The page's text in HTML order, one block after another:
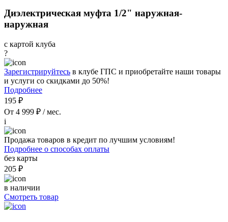
Диэлектрическая муфта 1/2" наружная-
наружная
с картой клуба
?
Зарегистрируйтесь в клубе ГПС и приобретайте наши товары
и услуги со скидками до 50%!
Подробнее
195 ₽
От 4 999 ₽ / мес.
i
Продажа товаров в кредит по лучшим условиям!
Подробнее о способах оплаты
без карты
205 ₽
в наличии
Смотреть товар